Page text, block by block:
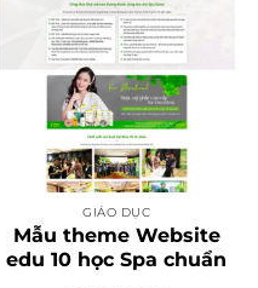
GIÁO DỤC
Mẫu theme Website
edu 10 học Spa chuẩn